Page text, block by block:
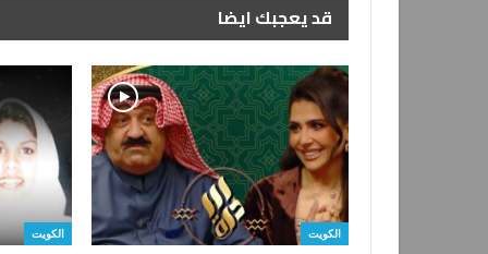
قد يعجبك ايضا
الكويت الكويت